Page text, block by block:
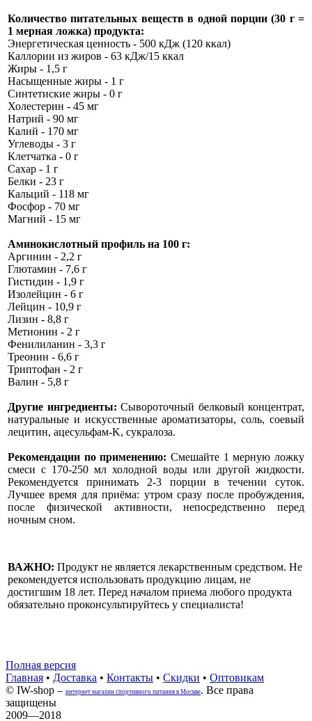
Количество питательных веществ в одной порции (30 г =
1 мерная ложка) продукта:
Энергетическая ценность - 500 кДж (120 ккал)
Каллории из жиров - 63 кДж/15 ккал
Жиры - 1,5 г
Насыщенные жиры - 1 г
Синтетиские жиры - 0 г
Холестерин - 45 мг
Натрий - 90 мг
Калий - 170 мг
Углеводы - 3 г
Клетчатка - 0 г
Сахар - 1 г
Белки - 23 г
Кальций - 118 мг
Фосфор - 70 мг
Магний - 15 мг
Аминокислотный профиль на 100 г:
Аргинин - 2,2 г
Глютамин - 7,6 г
Гистидин - 1,9 г
Изолейцин - 6 г
Лейцин - 10,9 г
Лизин - 8,8 г
Метионин - 2 г
Фенилиланин - 3,3 г
Треонин - 6,6 г
Триптофан - 2 г
Валин - 5,8 г
Другие ингредиенты: Сывороточный белковый концентрат,
натуральные и искусственные ароматизаторы, соль, соевый
лецитин, ацесульфам-K, сукралоза.
Рекомендации по применению: Смешайте 1 мерную ложку
смеси с 170-250 мл холодной воды или другой жидкости.
Рекомендуется принимать 2-3 порции в течении суток.
Лучшее время для приёма: утром сразу после пробуждения,
после физической активности, непосредственно перед
ночным сном.
ВАЖНО: Продукт не является лекарственным средством. Не
рекомендуется использовать продукцию лицам, не
достигшим 18 лет. Перед началом приема любого продукта
обязательно проконсультируйтесь у специалиста!
Полная версия
Главная • Доставка • Контакты • Скидки • Оптовикам
© IW-shop – интернет магазин спортивного питания в Москве. Все права
защищены
2009—2018